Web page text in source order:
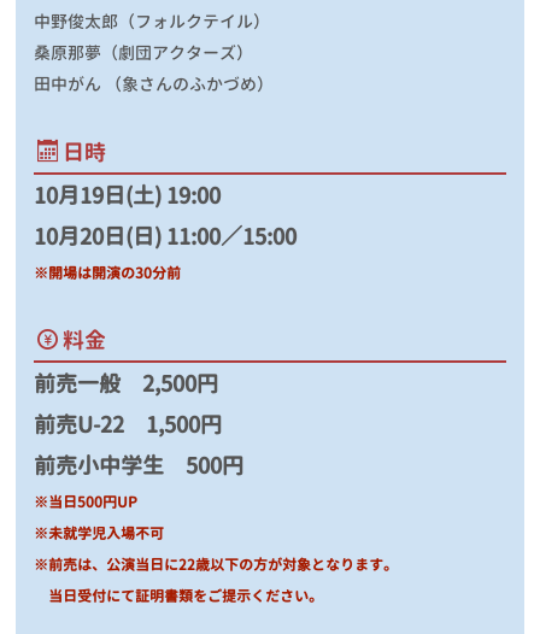
中野俊太郎（フォルクテイル）
桑原那夢（劇団アクターズ）
田中がん
（象さんのふかづめ）
日時
10月19日(土) 19:00
10月20日(日) 11:00／15:00
※開場は開演の30分前
料金
前売一般 2,500円
前売U-22 1,500円
前売小中学生 500円
※当日500円UP
※未就学児入場不可
※前売は、公演当日に22歳以下の方が対象となります。
当日受付にて証明書類をご提示ください。